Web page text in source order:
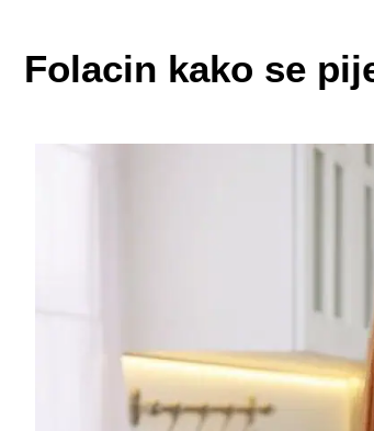
Folacin kako se